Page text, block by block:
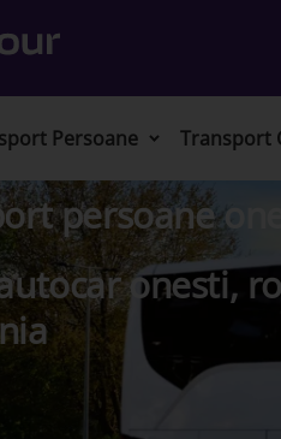
Persoane Transport
persoane
onesti,